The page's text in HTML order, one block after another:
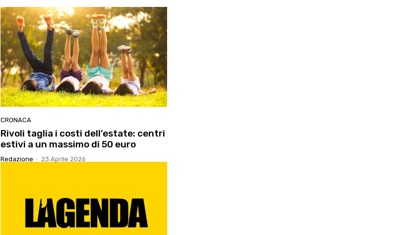
CRONACA
Rivoli taglia i costi dell’estate: centri
estivi a un massimo di 50 euro
Redazione - 23 Aprile 2026